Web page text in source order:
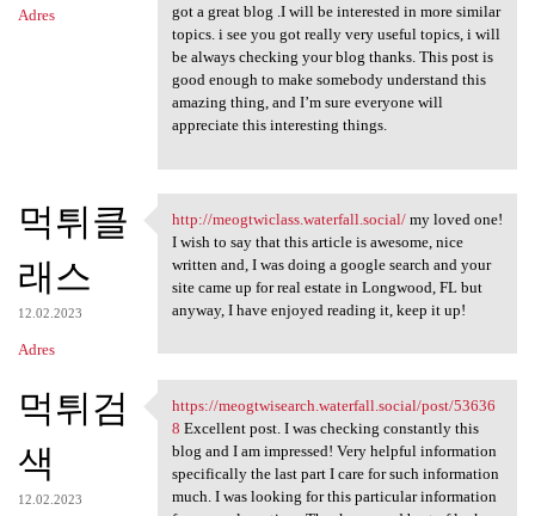
Adres
got a great blog .I will be interested in more similar
topics. i see you got really very useful topics, i will
be always checking your blog thanks. This post is
good enough to make somebody understand this
amazing thing, and I’m sure everyone will
appreciate this interesting things.
먹튀클
래스
12.02.2023
Adres
http://meogtwiclass.waterfall
http://meogtwiclass.waterfall.social/my loved one!
I wish to say that this article is awesome, nice
written and, I was doing a google search and your
site came up for real estate in Longwood, FL but
anyway, I have enjoyed reading it, keep it up!
먹튀검
색
12.02.2023
https://meogtwisearch
https://meogtwisearch.waterfall.social/post/53636
8 Excellent post. I was checking constantly this
blog and I am impressed! Very helpful information
specifically the last part I care for such information
much. I was looking for this particular information